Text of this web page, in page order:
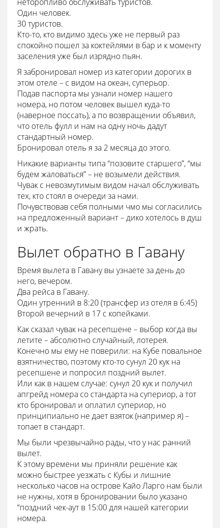
Один человек.
30 туристов.
Кто-то, кто видимо здесь уже не первый раз
спокойно пошел за коктейлями в бар и к моменту
заселения уже был изрядно пьян.
Я забронировал номер из категории дорогих в
этом отеле – с видом на океан, суперьор.
Подав паспорта мы узнали номер нашего
номера, но потом человек вышел куда-то
(наверное поссать), а по возвращении объявил,
что отель фулл и нам на одну ночь дадут
стандартный номер.
Бронировал отель я за 2 месяца до этого.
Никакие варианты типа “позовите старшего”, “мы
будем жаловаться” – не возымели действия.
Чувак с невозмутимым видом начал обслуживать
тех, кто стоял в очереди за нами.
Почувствовав себя полными чмо мы согласились
на предложенный вариант – дико хотелось в душ
и жрать.
Вылет обратно в Гавану
Время вылета в Гавану вы узнаете за день до
него, вечером.
Два рейса в Гавану.
Один утренний в 8:20 (трансфер из отеля в 6:45)
Второй вечерний в 17 с копейками.
Как сказал чувак на ресепшене – выбор когда вы
летите – абсолютно случайный, лотерея.
Конечно мы ему не поверили: на Кубе повальное
взятничество, поэтому кто-то сунул 20 кук на
ресепшене и попросил поздний вылет.
Или как в нашем случае: сунул 20 кук и получил
апгрейд номера со стандарта на супериор, а тот
кто бронировал и оплатил супериор, но
принципиально не дает взяток (например я) –
топает в стандарт.
Мы были чрезвычайно рады, что у нас ранний
вылет.
К этому времени мы приняли решение как
можно быстрее уезжать с Кубы и лишние
несколько часов на острове Кайо Ларго нам были
не нужны, хотя в бронировании было указано
“поздний чек-аут в 15:00 для нашей категории
номера.